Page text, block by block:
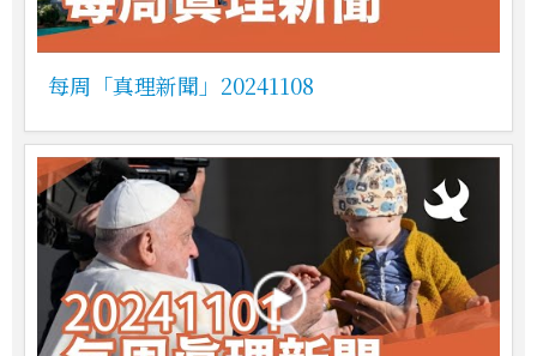
每周「真理新聞」20241108